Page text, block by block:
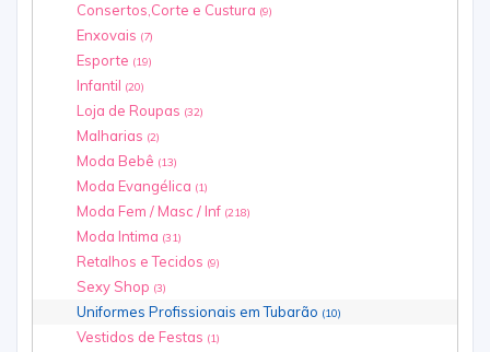
Consertos,Corte e Custura (9)
Enxovais (7)
Esporte (19)
Infantil (20)
Loja de Roupas (32)
Malharias (2)
Moda Bebê (13)
Moda Evangélica (1)
Moda Fem / Masc / Inf (218)
Moda Intima (31)
Retalhos e Tecidos (9)
Sexy Shop (3)
Uniformes Profissionais em Tubarão (10)
Vestidos de Festas (1)